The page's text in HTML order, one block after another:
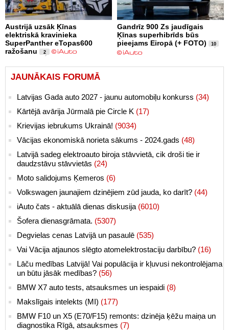
Austrijā uzsāk Ķīnas
elektriskā kravinieka
SuperPanther eTopas600
ražošanu
2
Gandrīz 900 Zs jaudīgais
Ķīnas superhibrīds būs
pieejams Eiropā (+ FOTO)
10
JAUNĀKAIS FORUMĀ
Latvijas Gada auto 2027 - jaunu automobiļu konkurss (34)
Kārtējā avārija Jūrmalā pie Circle K (17)
Krievijas iebrukums Ukrainā! (9034)
Vācijas ekonomiskā norieta sākums - 2024.gads (48)
Latvijā sadeg elektroauto biroja stāvvietā, cik droši tie ir
daudzstāvu stāvvietās (24)
Moto salidojums Ķemeros (6)
Volkswagen jaunajiem dzinējiem zūd jauda, ko darīt? (44)
iAuto čats - aktuālā dienas diskusija (6010)
Šofera dienasgrāmata. (5307)
Degvielas cenas Latvijā un pasaulē (535)
Vai Vācija atjaunos slēgto atomelektrostaciju darbību? (16)
Lāču medības Latvijā! Vai populācija ir kļuvusi nekontrolējama
un būtu jāsāk medības? (56)
BMW X7 auto tests, atsauksmes un iespaidi (8)
Makslīgais intelekts (MI) (177)
BMW F10 un X5 (E70/F15) remonts: dzinēja ķēžu maiņa un
diagnostika Rīgā, atsauksmes (7)